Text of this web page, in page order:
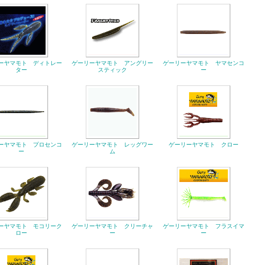
ヤマモト ディトレー
ター
ゲーリーヤマモト アングリー
スティック
ゲーリーヤマモト ヤマセンコ
ー
ヤマモト プロセンコ
ー
ゲーリーヤマモト レッグワー
ム
ゲーリーヤマモト クロー
ヤマモト モコリーク
ロー
ゲーリーヤマモト クリーチャ
ー
ゲーリーヤマモト フラスイマ
ー